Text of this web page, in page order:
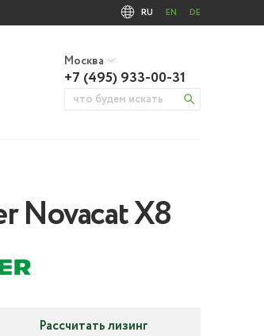
RU EN DE
Москва
+7 (495) 933-00-31
Novacat X8
Рассчитать лизинг